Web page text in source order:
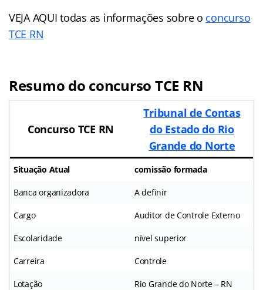
VEJA AQUI todas as informações sobre o concurso
TCE RN
Resumo do concurso TCE RN
Concurso TCE RN
Tribunal de Contas
do Estado do Rio
Grande do Norte
Situação Atual comissão formada
Banca organizadora A definir
Cargo Auditor de Controle Externo
Escolaridade nível superior
Carreira Controle
Lotação Rio Grande do Norte – RN